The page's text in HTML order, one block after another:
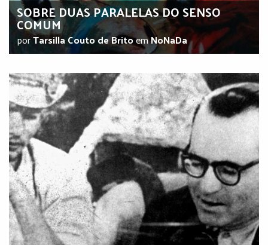
SOBRE DUAS PARALELAS DO SENSO
COMUM
porTarsilla Couto de BritoemNoNaDa